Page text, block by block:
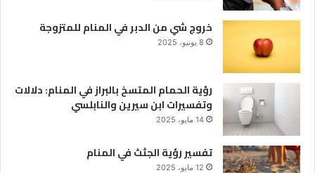
خروج شي من الدبر في المنام للمتزوجة
8 يونيو، 2025
رؤية الحمام المتسخ بالبراز في المنام: دلالات
وتفسيرات ابن سيرين والنابلسي
14 مايو، 2025
تفسير رؤية الجثث في المنام
12 مايو، 2025